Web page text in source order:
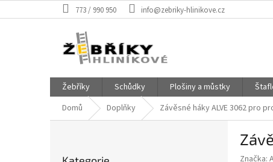
na
773 / 990 950 info@zebriky-hlinikove.cz
Žebříky Schůdky Plošiny a můstky
Domů
Doplňky Závěsné háky ALVE 3062 pro
Značka: